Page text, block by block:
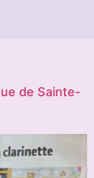
de Sainte-